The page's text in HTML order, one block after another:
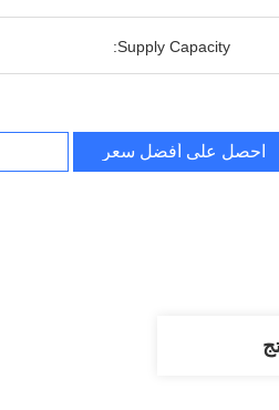
Supply Capacity:
احصل على أفضل سعر